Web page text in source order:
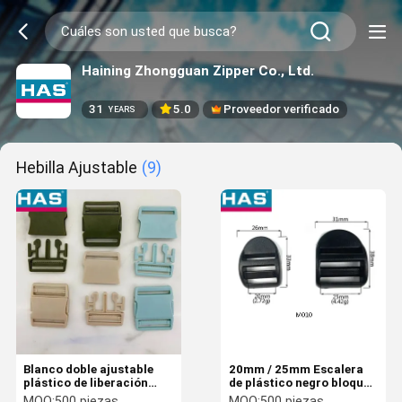
Haining Zhongguan Zipper Co., Ltd.
31 YEARS 5.0 Proveedor verificado
Hebilla Ajustable (9)
Blanco doble ajustable
plástico de liberación
rápida hebillas laterales
20mm / 25mm Escalera
de plástico negro bloqueo
correa de correa de la